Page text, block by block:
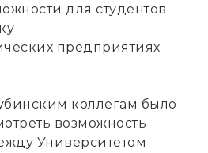
для студентов
предприятиях
коллегам было
возможность
Университетом